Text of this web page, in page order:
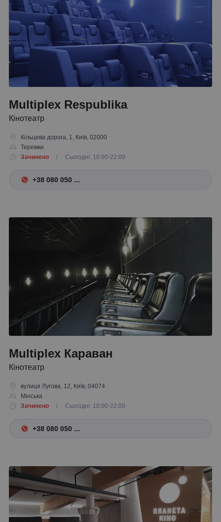
Multiplex Respublika
Кінотеатр
Кільцева дорога, 1, Київ, 02000
Теремки
Зачинено
/ Сьогодні: 10:00-22:00
+38 080 050 ...
Multiplex Караван
Кінотеатр
вулиця Лугова, 12, Київ, 04074
Мінська
Зачинено
/ Сьогодні: 10:00-22:00
+38 080 050 ...